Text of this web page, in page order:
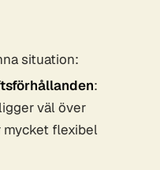
situation:
:
väl över
mycket flexibel